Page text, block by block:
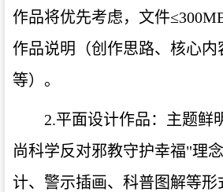
作品将优先考虑，文件≤
作品说明（创作思路、核心内
等）。
2.平面设计作品：主题鲜
尚科学反对邪教守护幸福"理
计、警示插画、科普图解等形